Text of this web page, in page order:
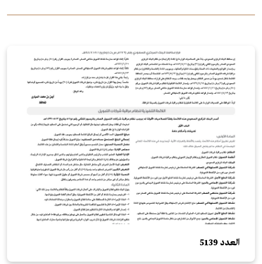
العدد 5139